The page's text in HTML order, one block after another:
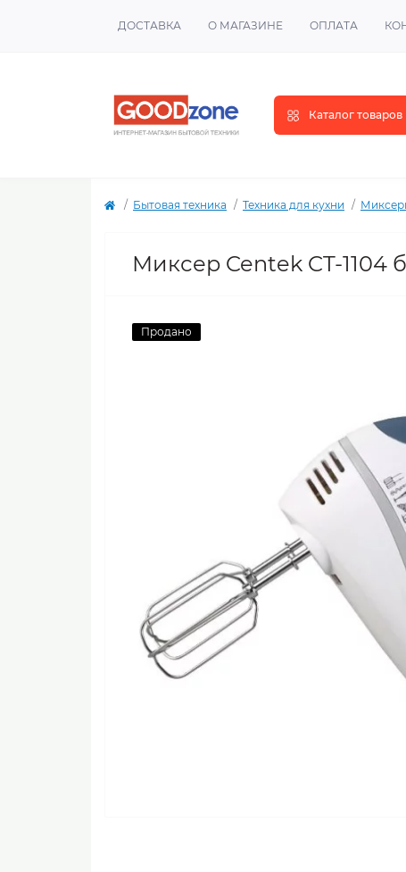
ДОСТАВКА О МАГАЗИНЕ ОПЛАТА
Каталог товаров
Бытовая техника Техника для кухни
Миксер Centek CT-1104
Продано